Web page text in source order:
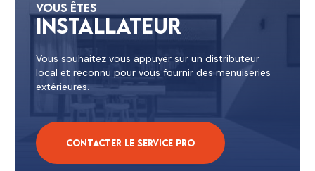
Vous êtes
Installateur
Vous souhaitez vous appuyer sur un distributeur
local et reconnu pour vous fournir des menuiseries
extérieures.
Contacter le service pro